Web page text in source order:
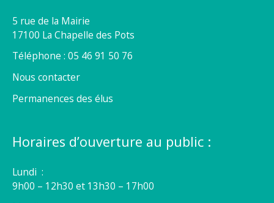
5 rue de la Mairie
17100 La Chapelle des Pots
Téléphone : 05 46 91 50 76
Nous contacter
Permanences des élus
Horaires d’ouverture au public :
Lundi :
9h00 – 12h30 et 13h30 – 17h00